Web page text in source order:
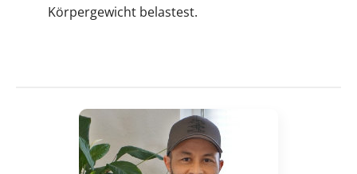
Körpergewicht belastest.